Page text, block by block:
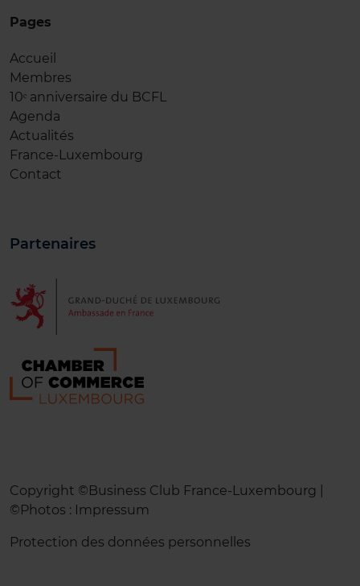
Pages
Accueil
Membres
10ᵉ anniversaire du BCFL
Agenda
Actualités
France-Luxembourg
Contact
Partenaires
Copyright ©Business Club France-Luxembourg |
©Photos : Impressum
Protection des données personnelles